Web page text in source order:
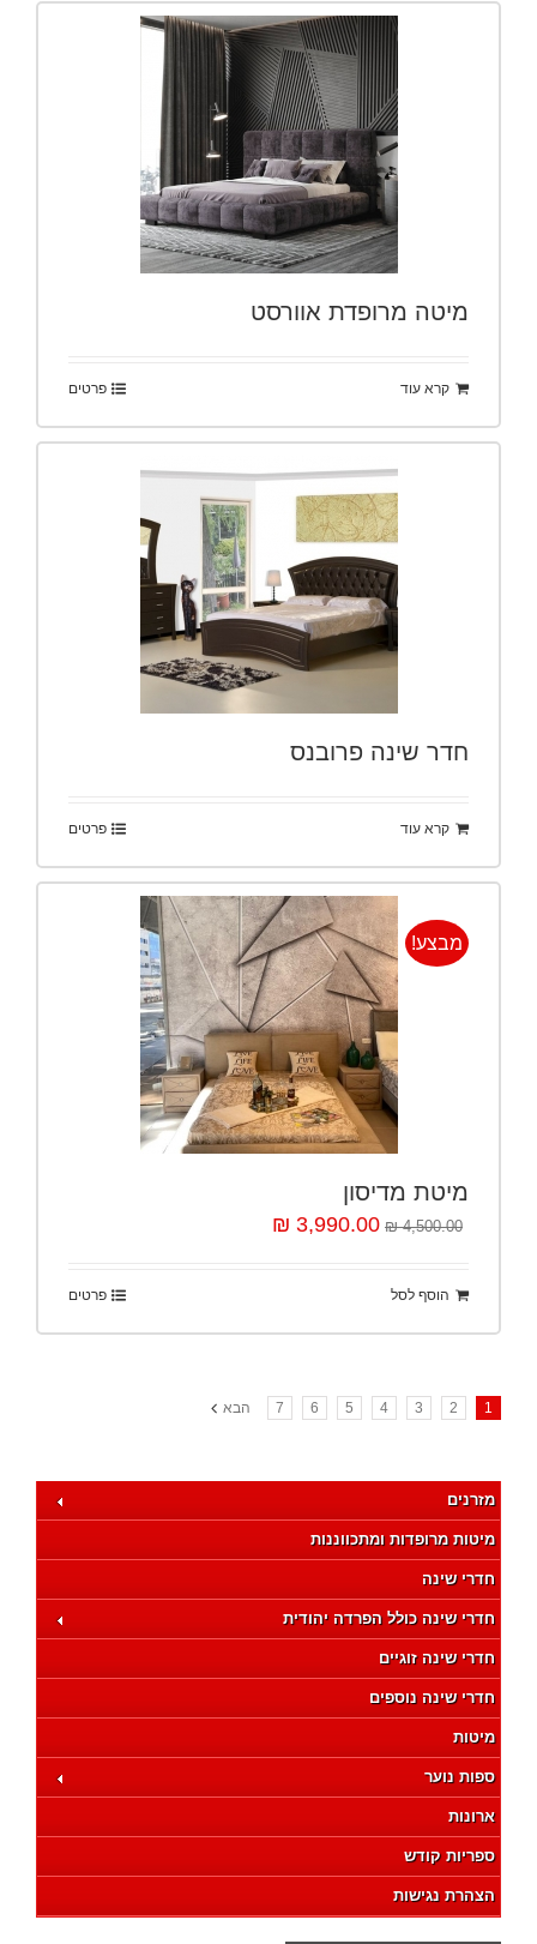
מיטה מרופדת אוורסט
קרא עוד פרטים
חדר שינה פרובנס
קרא עוד פרטים
מבצע!
מיטת מדיסון
4,500.00 ₪
3,990.00 ₪
הוסף לסל פרטים
1
2
3
4
5
6
7 הבא
מזרנים
מיטות מרופדות ומתכווננות
חדרי שינה
חדרי שינה כולל הפרדה יהודית
חדרי שינה זוגיים
חדרי שינה נוספים
מיטות
ספות נוער
ארונות
ספריות קודש
הצהרת נגישות